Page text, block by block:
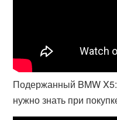
Подержанный BMW
нужно знать при